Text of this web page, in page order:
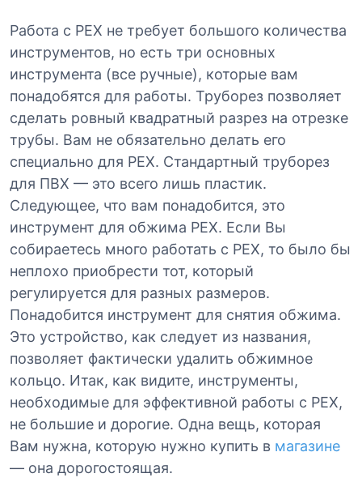
Работа с PEX не требует большого количества
инструментов, но есть три основных
инструмента (все ручные), которые вам
понадобятся для работы. Труборез позволяет
сделать ровный квадратный разрез на отрезке
трубы. Вам не обязательно делать его
специально для PEX. Стандартный труборез
для ПВХ — это всего лишь пластик.
Следующее, что вам понадобится, это
инструмент для обжима PEX. Если Вы
собираетесь много работать с PEX, то было бы
неплохо приобрести тот, который
регулируется для разных размеров.
Понадобится инструмент для снятия обжима.
Это устройство, как следует из названия,
позволяет фактически удалить обжимное
кольцо. Итак, как видите, инструменты,
необходимые для эффективной работы с PEX,
не большие и дорогие. Одна вещь, которая
Вам нужна, которую нужно купить в магазине
— она дорогостоящая.